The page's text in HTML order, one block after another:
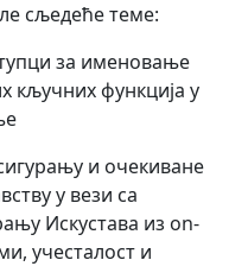
сљедеће теме:
за именовање
кључних функција у
и очекиване
у вези са
Искустава из on-
учесталост и